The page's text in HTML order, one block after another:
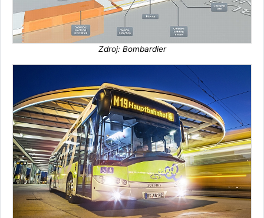
Zdroj: Bombardier